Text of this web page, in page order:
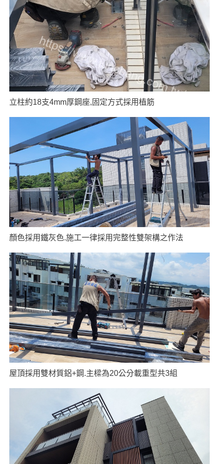
立柱約18支4mm厚鋼座,固定方式採用植筋
顏色採用鐵灰色.施工一律採用完整性雙架構之作法
屋頂採用雙材質鋁+鋼.主樑為20公分載重型共3組